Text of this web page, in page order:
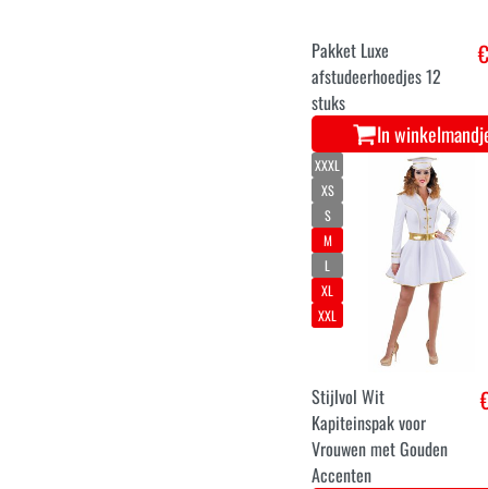
Pakket Luxe
afstudeerhoedjes 12
stuks
In
XXXL
XS
S
M
L
XL
XXL
Stijlvol Wit
Kapiteinspak voor
Vrouwen met Gouden
Accenten